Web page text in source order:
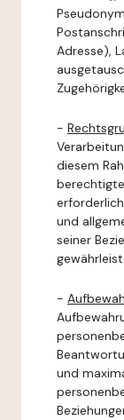
Adresse),
-
diesem
und
seiner
-
und